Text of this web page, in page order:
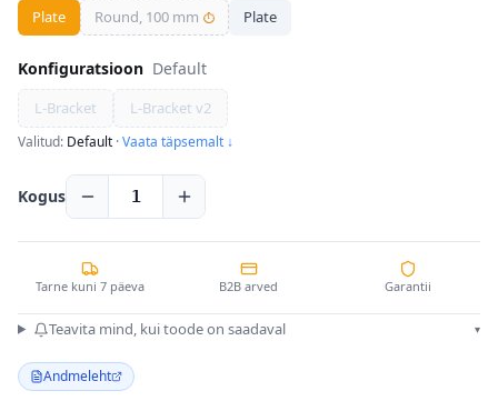
Plate Round, 100 mm ⏱ Plate
Konfiguratsioon Default
L-Bracket L-Bracket v2
Valitud: Default ·Vaata täpsemalt ↓
Kogus 1
Tarne kuni 7 päeva B2B arved Garantii
Teavita mind, kui toode on saadaval ▾
Andmeleht